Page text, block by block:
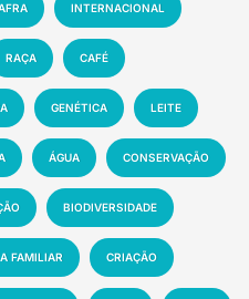
INTERNACIONAL
RAÇA CAFÉ
GENÉTICA LEITE
ÁGUA CONSERVAÇÃO
BIODIVERSIDADE
FAMILIAR CRIAÇÃO